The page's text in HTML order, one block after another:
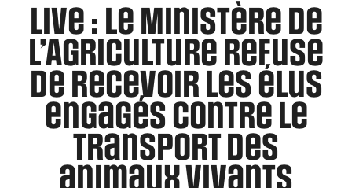
Live : le Ministère de
l’Agriculture refuse
de recevoir les élus
engagés contre le
transport des